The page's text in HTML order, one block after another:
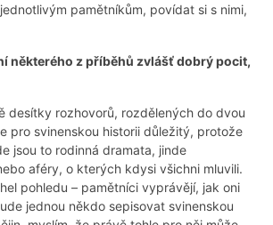
pamětníkům, povídat si s nimi,
některého z příběhů zvlášť dobrý pocit,
desítky rozhovorů, rozdělených do dvou
pro svinenskou historii důležitý, protože
jsou to rodinná dramata, jinde
aféry, o kterých kdysi všichni mluvili.
pohledu – pamětníci vyprávějí, jak oni
jednou někdo sepisovat svinenskou